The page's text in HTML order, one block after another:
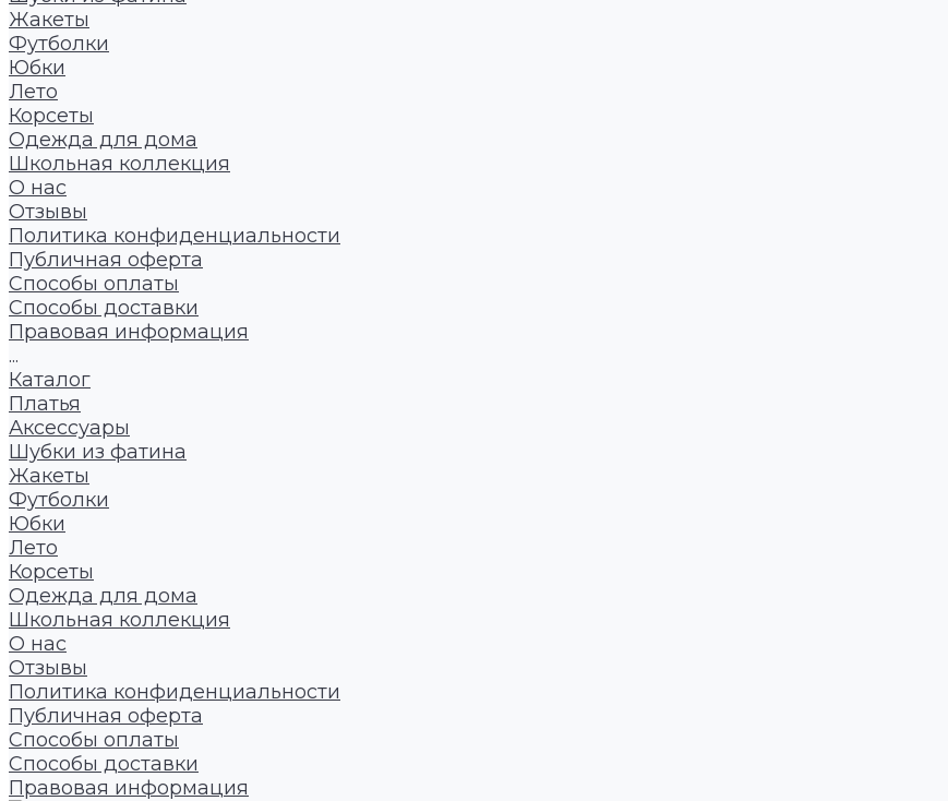
Жакеты
Футболки
Юбки
Лето
Корсеты
Одежда для дома
Школьная коллекция
О нас
Отзывы
Политика конфиденциальности
Публичная оферта
Способы оплаты
Способы доставки
Правовая информация
...
Каталог
Платья
Аксессуары
Шубки из фатина
Жакеты
Футболки
Юбки
Лето
Корсеты
Одежда для дома
Школьная коллекция
О нас
Отзывы
Политика конфиденциальности
Публичная оферта
Способы оплаты
Способы доставки
Правовая информация